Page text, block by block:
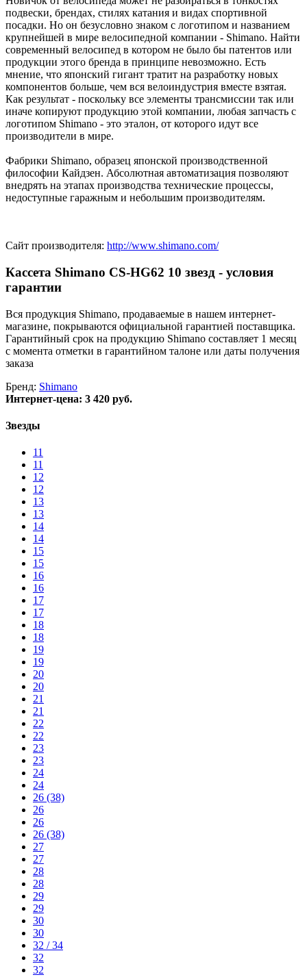
подвески, брендах, стилях катания и видах спортивной
посадки. Но он безусловно знаком с логотипом и названием
крупнейшей в мире велосипедной компании - Shimano. Найти
современный велосипед в котором не было бы патентов или
продукции этого бренда в принципе невозможно. Есть
мнение, что японский гигант тратит на разработку новых
компонентов больше, чем вся велоиндустрия вместе взятая.
Как результат - поскольку все элементы трансмиссии так или
иначе копируют продукцию этой компании, любая запчасть с
логотипом Shimano - это эталон, от которого идут все
производители в мире.
Фабрики Shimano, образец японской производственной
философии Кайдзен. Абсолютная автоматизация позволяют
внедрять на этапах производства технические процессы,
недоступные гаражным и небольшим производителям.
Сайт производителя: http://www.shimano.com/
Кассета Shimano CS-HG62 10 звезд - условия
гарантии
Вся продукция Shimano, продаваемые в нашем интернет-
магазине, покрываются официальной гарантией поставщика.
Гарантийный срок на продукцию Shimano составляет 1 месяц
с момента отметки в гарантийном талоне или даты получения
заказа
Бренд: Shimano
Интернет-цена: 3 420 руб.
Звезды
11
11
12
12
13
13
14
14
15
15
16
16
17
17
18
18
19
19
20
20
21
21
22
22
23
23
24
24
26 (38)
26
26
26 (38)
27
27
28
28
29
29
30
30
32 / 34
32
32